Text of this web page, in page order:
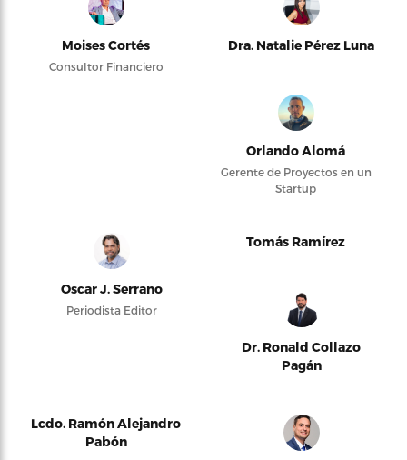
Moises Cortés
Consultor Financiero
Dra. Natalie Pérez Luna
Orlando Alomá
Gerente de Proyectos en un
Startup
Oscar J. Serrano
Periodista Editor
Tomás Ramírez
Dr. Ronald Collazo
Pagán
Lcdo. Ramón Alejandro
Pabón